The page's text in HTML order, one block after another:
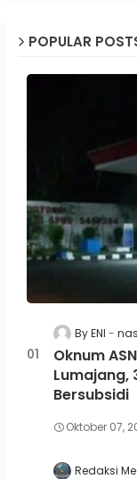
POPULAR
By ENI
Oknum
Lumajang,
Bersubsidi
Oktober 07,
Redaksi